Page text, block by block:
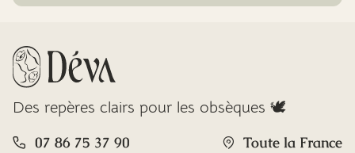
Des repères clairs pour les obsèques 🕊️
07 86 75 37 90 Toute la France